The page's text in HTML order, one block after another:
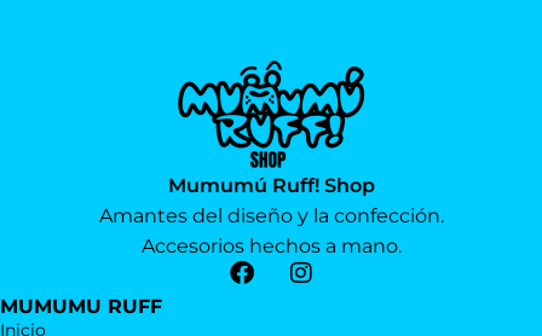
Mumumú Ruff! Shop
Amantes del diseño y la confección.
Accesorios hechos a mano.
MUMUMU RUFF
Inicio